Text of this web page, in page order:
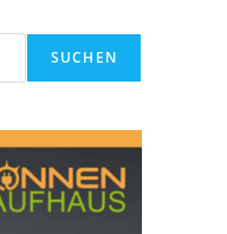
SUCHEN